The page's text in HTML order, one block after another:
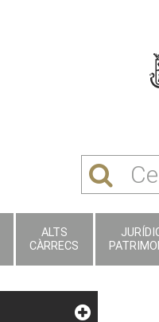
ALTS
CÀRRECS